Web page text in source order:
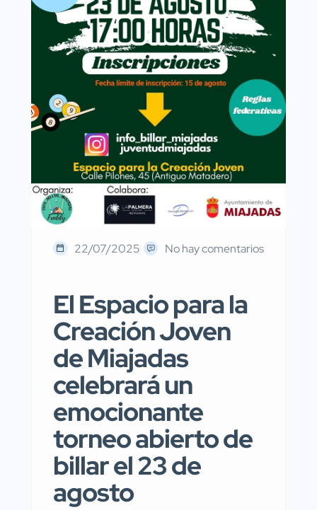
22/07/2025 No hay comentarios
El Espacio para la
Creación Joven
de Miajadas
celebrará un
emocionante
torneo abierto de
billar el 23 de
agosto